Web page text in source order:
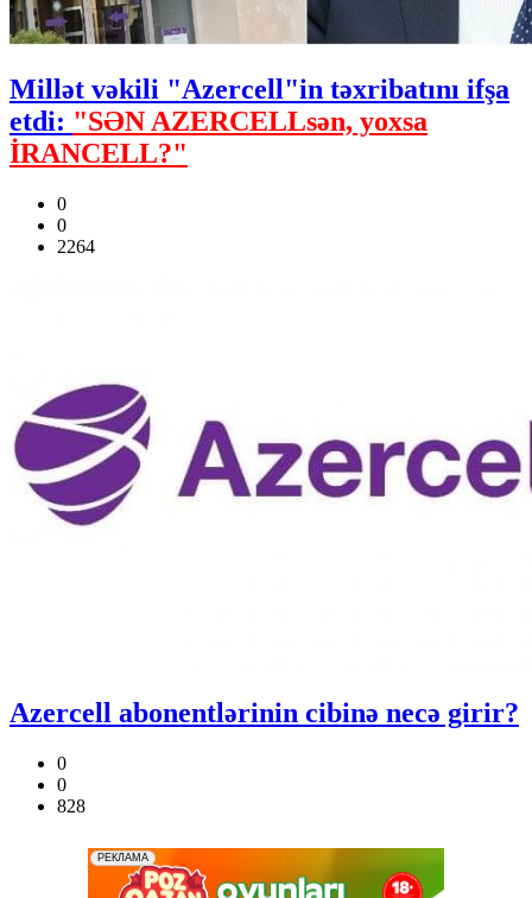
Millət vəkili "Azercell"in təxribatını ifşa
etdi: "SƏN AZERCELLsən, yoxsa
İRANCELL?"
0
0
2264
Azercell abonentlərinin cibinə necə girir?
0
0
828